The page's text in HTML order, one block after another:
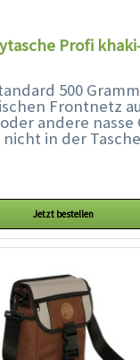
Profi
500
Frontnetz
andere
in der
im...
Jetzt bestellen